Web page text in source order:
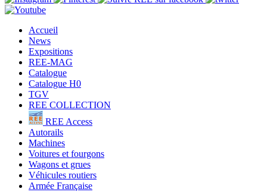
Accueil
News
Expositions
REE-MAG
Catalogue
Catalogue H0
TGV
REE COLLECTION
REE Access
Autorails
Machines
Voitures et fourgons
Wagons et grues
Véhicules routiers
Armée Française